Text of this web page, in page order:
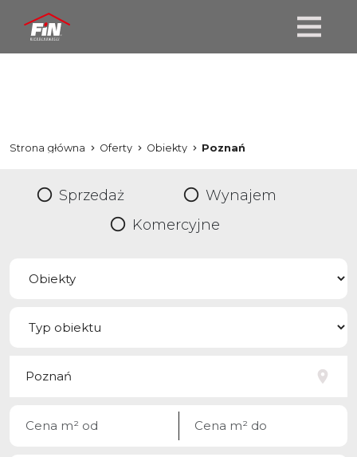
Strona główna Oferty Obiekty Poznań
Sprzedaż
Wynajem
Komercyjne